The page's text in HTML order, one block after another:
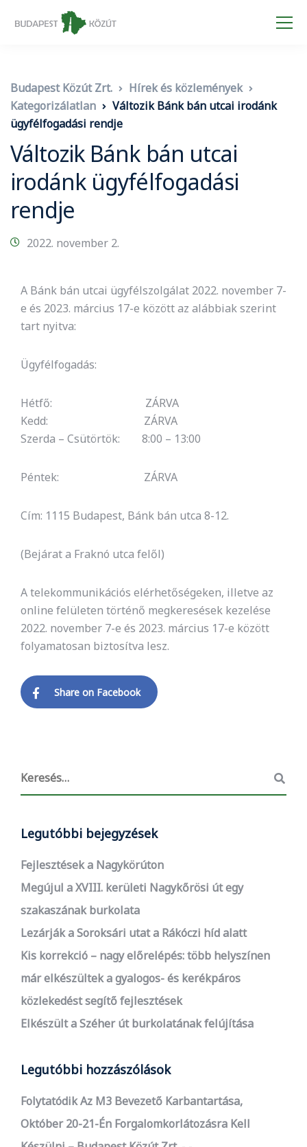
Budapest Közút Zrt.
Hírek és közlemények
Kategorizálatlan
Változik Bánk bán utcai irodánk
ügyfélfogadási rendje
Változik Bánk bán utcai
irodánk ügyfélfogadási
rendje
2022. november 2.
A Bánk bán utcai ügyfélszolgálat 2022. november 7-
e és 2023. március 17-e között az alábbiak szerint
tart nyitva:
Ügyfélfogadás:
Hétfő: ZÁRVA
Kedd: ZÁRVA
Szerda – Csütörtök: 8:00 – 13:00
Péntek: ZÁRVA
Cím: 1115 Budapest, Bánk bán utca 8-12.
(Bejárat a Fraknó utca felől)
A telekommunikációs elérhetőségeken, illetve az
online felületen történő megkeresések kezelése
2022. november 7-e és 2023. március 17-e között
folyamatosan biztosítva lesz.
Share on Facebook
Legutóbbi bejegyzések
Fejlesztések a Nagykörúton
Megújul a XVIII. kerületi Nagykőrösi út egy
szakaszának burkolata
Lezárják a Soroksári utat a Rákóczi híd alatt
Kis korrekció – nagy előrelépés: több helyszínen
már elkészültek a gyalogos- és kerékpáros
közlekedést segítő fejlesztések
Elkészült a Széher út burkolatának felújítása
Legutóbbi hozzászólások
Folytatódik Az M3 Bevezető Karbantartása,
Október 20-21-Én Forgalomkorlátozásra Kell